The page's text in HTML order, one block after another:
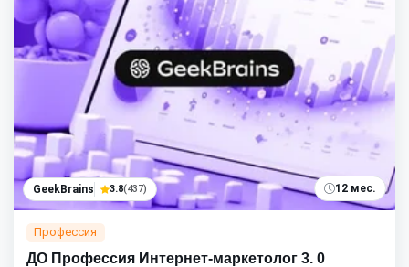
GeekBrains 3.8(437) 12 мес.
Профессия
ДО Профессия Интернет-маркетолог 3. 0